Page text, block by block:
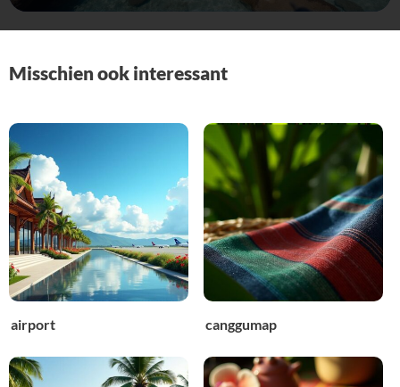
Misschien ook interessant
airport canggumap